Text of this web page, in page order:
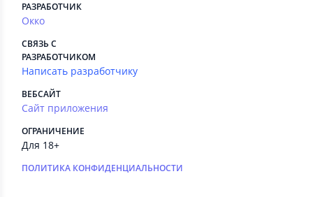
РАЗРАБОТЧИК
Окко
СВЯЗЬ С
РАЗРАБОТЧИКОМ
Написать разработчику
ВЕБСАЙТ
Сайт приложения
ОГРАНИЧЕНИЕ
Для 18+
ПОЛИТИКА КОНФИДЕНЦИАЛЬНОСТИ